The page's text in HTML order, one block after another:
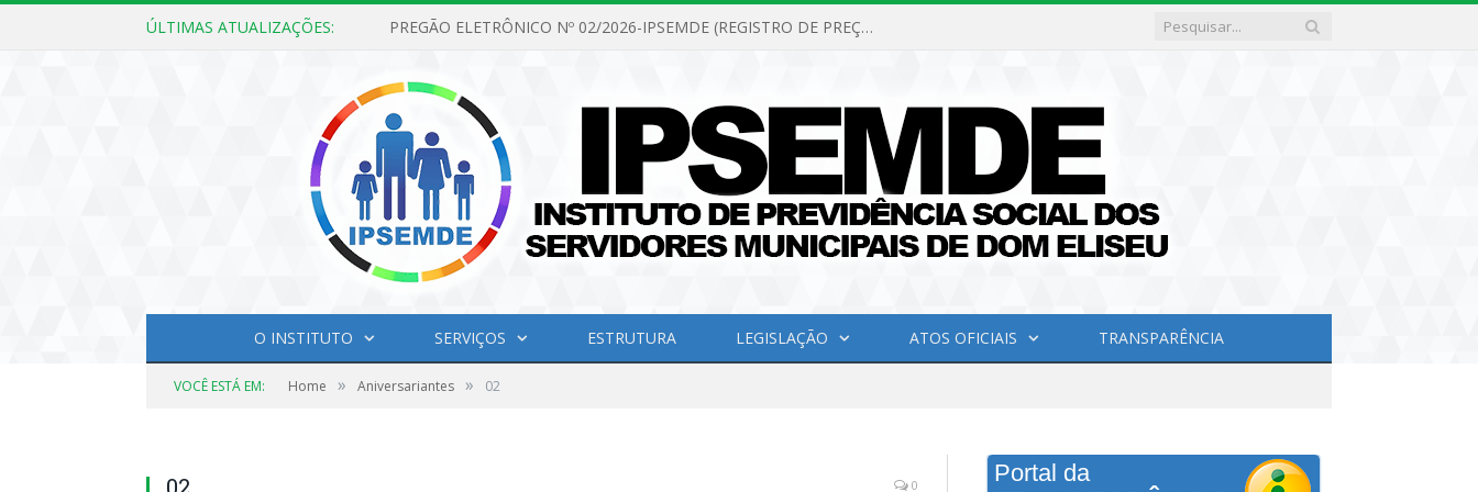
ÚLTIMAS ATUALIZAÇÕES: PREGÃO ELETRÔNICO Nº 02/2026-IPSEMDE (REGISTRO DE PREÇOS PARA FUTURA E EVENTUAL AQUISIÇÃO DE MATERIAL DE LIMPEZA E GÊNEROS ALIMENTÍCIOS PARA ATENDER AS NECESSIDADES DO INSTITUTO DE PREVIDÊNCIA SOCIAL DOS SERVIDORES MUNICIPAIS DE DOM ELISEU.)
O INSTITUTO SERVIÇOS ESTRUTURA LEGISLAÇÃO ATOS OFICIAIS TRANSPARÊNCIA
VOCÊ ESTÁ EM: Home » Aniversariantes » 02
0 Portal da